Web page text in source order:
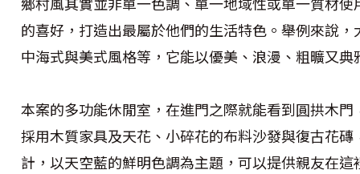
的喜好，打造出最屬於他們的生活特色。舉例來說
中海式與美式風格等，它能以優美、浪漫、粗曠又典
本案的多功能休閒室，在進門之際就能看到圓拱木
採用木質家具及天花、小碎花的布料沙發與復古花
計，以天空藍的鮮明色調為主題，可以提供親友在